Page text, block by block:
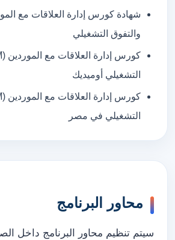
والتفوق التشغيلي
التشغيلي أوميديك
التشغيلي في مصر
محاور البرنامج
سيتم تنظيم محاور البرنامج داخل